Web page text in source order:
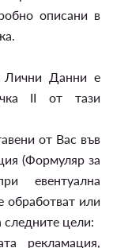
описани в
Лични Данни е
II от тази
от Вас във
(Формуляр за
евентуална
обработват или
следните цели:
рекламация,